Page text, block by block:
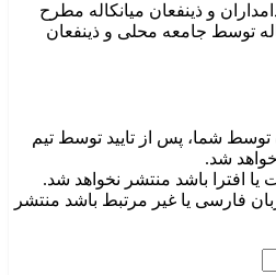
و ذینفعان میانکاله مطرح
توسط جامعه محلی و ذینفعان
شما، پس از تایید توسط تیم
شد.
یا افترا باشد منتشر نخواهد شد.
فارسی یا غیر مرتبط باشد منتشر